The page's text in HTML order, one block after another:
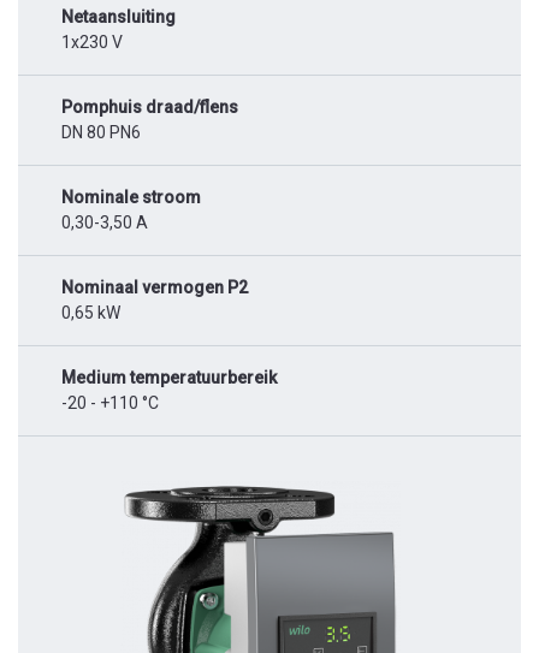
Netaansluiting
1x230 V
Pomphuis draad/flens
DN 80 PN6
Nominale stroom
0,30-3,50 A
Nominaal vermogen P2
0,65 kW
Medium temperatuurbereik
-20 - +110 °C